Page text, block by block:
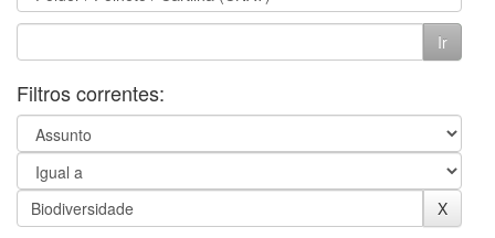
Filtros correntes: